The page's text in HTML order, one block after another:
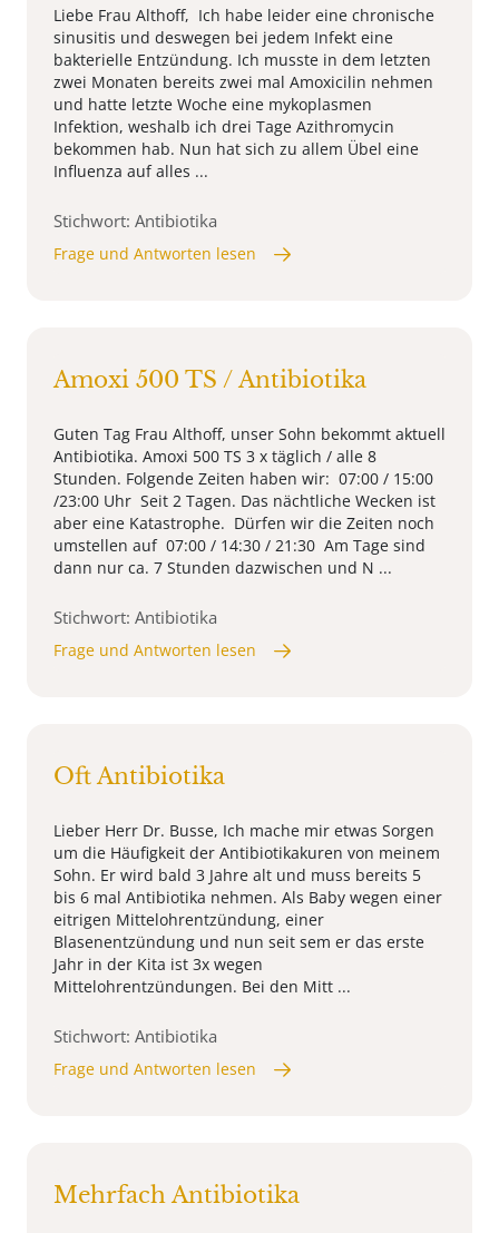
Liebe Frau Althoff, Ich habe leider eine chronische
sinusitis und deswegen bei jedem Infekt eine
bakterielle Entzündung. Ich musste in dem letzten
zwei Monaten bereits zwei mal Amoxicilin nehmen
und hatte letzte Woche eine mykoplasmen
Infektion, weshalb ich drei Tage Azithromycin
bekommen hab. Nun hat sich zu allem Übel eine
Influenza auf alles ...
Stichwort: Antibiotika
Frage und Antworten lesen
Amoxi 500 TS / Antibiotika
Guten Tag Frau Althoff, unser Sohn bekommt aktuell
Antibiotika. Amoxi 500 TS 3 x täglich / alle 8
Stunden. Folgende Zeiten haben wir: 07:00 / 15:00
/23:00 Uhr Seit 2 Tagen. Das nächtliche Wecken ist
aber eine Katastrophe. Dürfen wir die Zeiten noch
umstellen auf 07:00 / 14:30 / 21:30 Am Tage sind
dann nur ca. 7 Stunden dazwischen und N ...
Stichwort: Antibiotika
Frage und Antworten lesen
Oft Antibiotika
Lieber Herr Dr. Busse, Ich mache mir etwas Sorgen
um die Häufigkeit der Antibiotikakuren von meinem
Sohn. Er wird bald 3 Jahre alt und muss bereits 5
bis 6 mal Antibiotika nehmen. Als Baby wegen einer
eitrigen Mittelohrentzündung, einer
Blasenentzündung und nun seit sem er das erste
Jahr in der Kita ist 3x wegen
Mittelohrentzündungen. Bei den Mitt ...
Stichwort: Antibiotika
Frage und Antworten lesen
Mehrfach Antibiotika